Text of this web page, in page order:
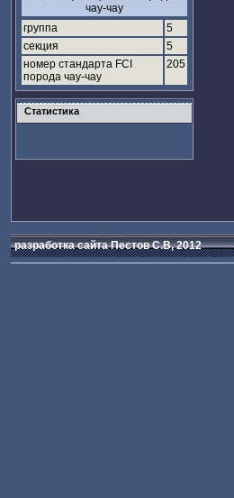
чау-чау
группа
5
секция
5
номер стандарта FCI
порода чау-чау
205
Статистика
разработка сайта Пестов С.В, 2012